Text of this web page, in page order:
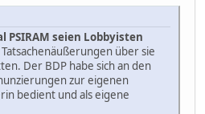
seien Lobbyisten
über sie
Der BDP habe sich an den
zur eigenen
bedient und als eigene